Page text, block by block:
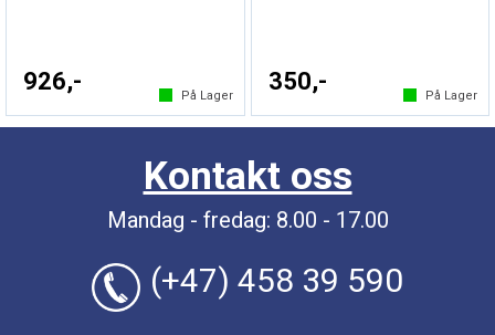
926,-
På Lager
350,-
På Lager
Kontakt oss
Mandag - fredag: 8.00 - 17.00
(+47) 458 39 590